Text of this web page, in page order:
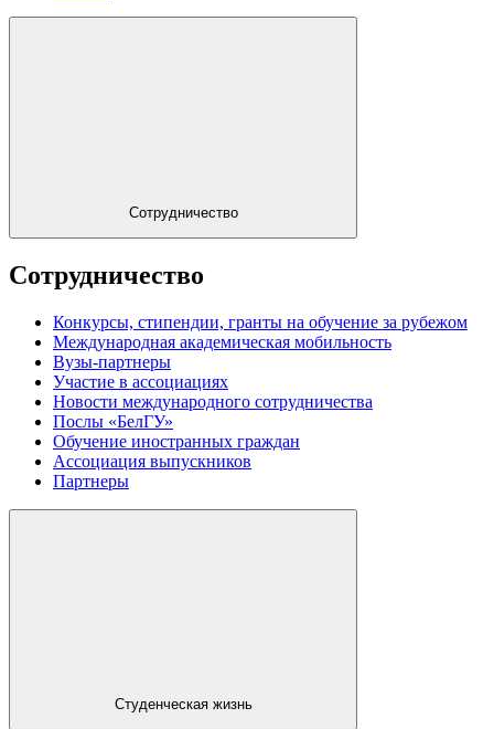
Сотрудничество
Сотрудничество
Конкурсы, стипендии, гранты на обучение за рубежом
Международная академическая мобильность
Вузы-партнеры
Участие в ассоциациях
Новости международного сотрудничества
Послы «БелГУ»
Обучение иностранных граждан
Ассоциация выпускников
Партнеры
Студенческая жизнь